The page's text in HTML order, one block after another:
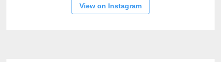
View on Instagram